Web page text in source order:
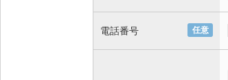
任意
電話番号